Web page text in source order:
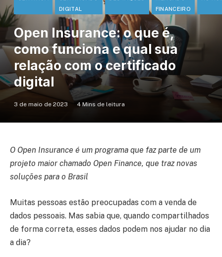
DIGITAL
FINANCEIRO
Open Insurance: o que é,
como funciona e qual sua
relação com o certificado
digital
3 de maio de 2023 4 Mins de leitura
O Open Insurance é um programa que faz parte de um
projeto maior chamado Open Finance, que traz novas
soluções para o Brasil
Muitas pessoas estão preocupadas com a venda de
dados pessoais. Mas sabia que, quando compartilhados
de forma correta, esses dados podem nos ajudar no dia
a dia?